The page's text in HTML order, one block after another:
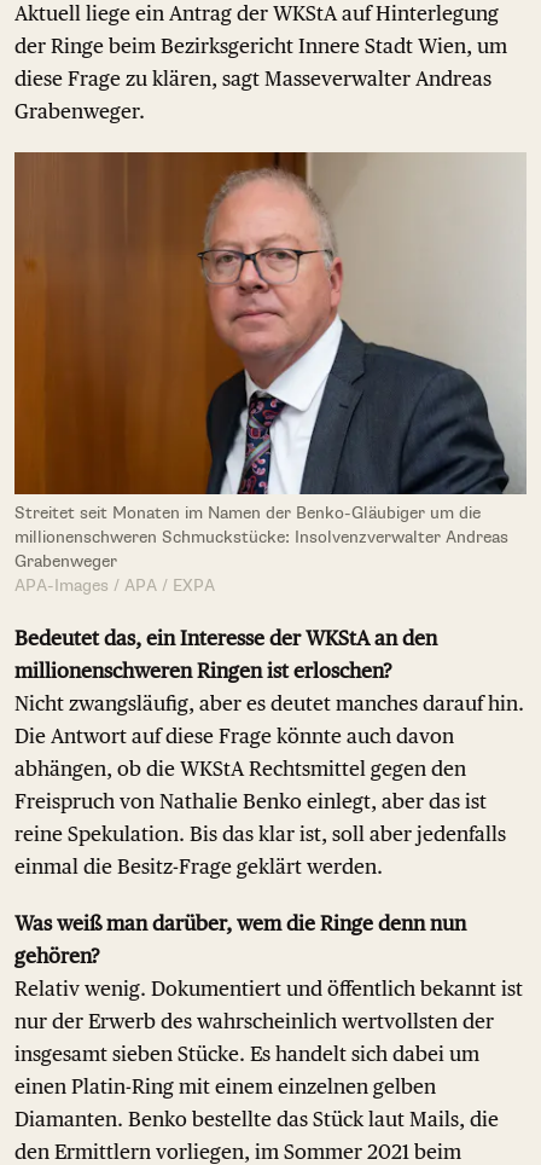
Aktuell liege ein Antrag der WKStA auf Hinterlegung
der Ringe beim Bezirksgericht Innere Stadt Wien, um
diese Frage zu klären, sagt Masseverwalter Andreas
Grabenweger.
Streitet seit Monaten im Namen der Benko-Gläubiger um die
millionenschweren Schmuckstücke: Insolvenzverwalter Andreas
Grabenweger
APA-Images / APA / EXPA
Bedeutet das, ein Interesse der WKStA an den
millionenschweren Ringen ist erloschen?
Nicht zwangsläufig, aber es deutet manches darauf hin.
Die Antwort auf diese Frage könnte auch davon
abhängen, ob die WKStA Rechtsmittel gegen den
Freispruch von Nathalie Benko einlegt, aber das ist
reine Spekulation. Bis das klar ist, soll aber jedenfalls
einmal die Besitz-Frage geklärt werden.
Was weiß man darüber, wem die Ringe denn nun
gehören?
Relativ wenig. Dokumentiert und öffentlich bekannt ist
nur der Erwerb des wahrscheinlich wertvollsten der
insgesamt sieben Stücke. Es handelt sich dabei um
einen Platin-Ring mit einem einzelnen gelben
Diamanten. Benko bestellte das Stück laut Mails, die
den Ermittlern vorliegen, im Sommer 2021 beim